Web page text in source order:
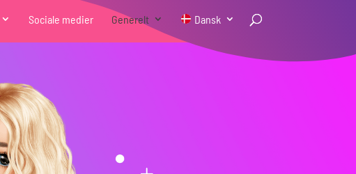
Sociale medier Generelt Dansk